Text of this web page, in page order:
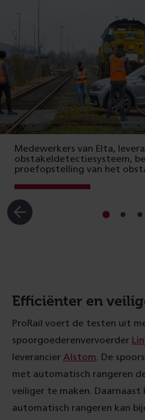
Medewerkers van Elta,
obstakeldetectiesysteem,
proefopstelling van het
Ga
Ga
Ga
Efficiënter en
ProRail voert de testen uit
spoorgoederenvervoerder
leverancier Alstom . De
met automatisch rangeren
veiliger te maken. Daarnaast
automatisch rangeren kan